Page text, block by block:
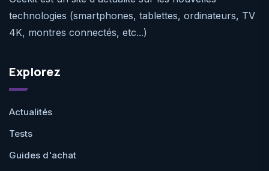
technologies (smartphones, tablettes, ordinateurs, TV
4K, montres connectés, etc...)
Explorez
Actualités
Tests
Guides d'achat